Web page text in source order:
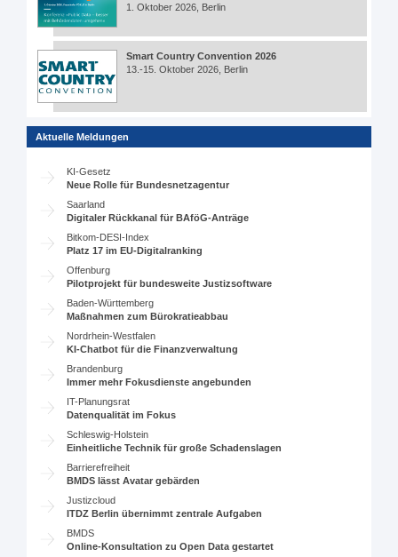
1. Oktober 2026, Berlin
Smart Country Convention 2026
13.-15. Oktober 2026, Berlin
Aktuelle Meldungen
KI-Gesetz
Neue Rolle für Bundesnetzagentur
Saarland
Digitaler Rückkanal für BAföG-Anträge
Bitkom-DESI-Index
Platz 17 im EU-Digitalranking
Offenburg
Pilotprojekt für bundesweite Justizsoftware
Baden-Württemberg
Maßnahmen zum Bürokratieabbau
Nordrhein-Westfalen
KI-Chatbot für die Finanzverwaltung
Brandenburg
Immer mehr Fokusdienste angebunden
IT-Planungsrat
Datenqualität im Fokus
Schleswig-Holstein
Einheitliche Technik für große Schadenslagen
Barrierefreiheit
BMDS lässt Avatar gebärden
Justizcloud
ITDZ Berlin übernimmt zentrale Aufgaben
BMDS
Online-Konsultation zu Open Data gestartet